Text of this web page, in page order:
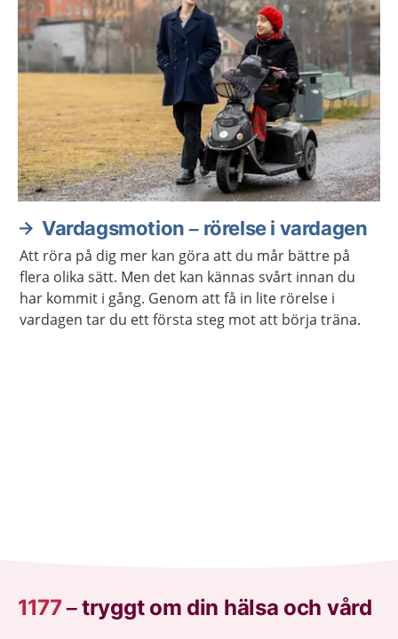
Vardagsmotion – rörelse i vardagen
Att röra på dig mer kan göra att du mår bättre på
flera olika sätt. Men det kan kännas svårt innan du
har kommit i gång. Genom att få in lite rörelse i
vardagen tar du ett första steg mot att börja träna.
1177–tryggt om din hälsa och vård